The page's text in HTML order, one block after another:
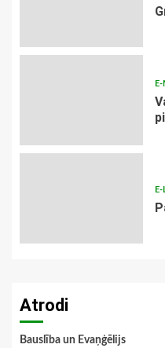
Atrodi
Bauslība un Evaņģēlijs